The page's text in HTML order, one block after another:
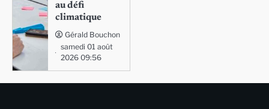
au défi
climatique
Gérald Bouchon
samedi 01 août
2026 09:56